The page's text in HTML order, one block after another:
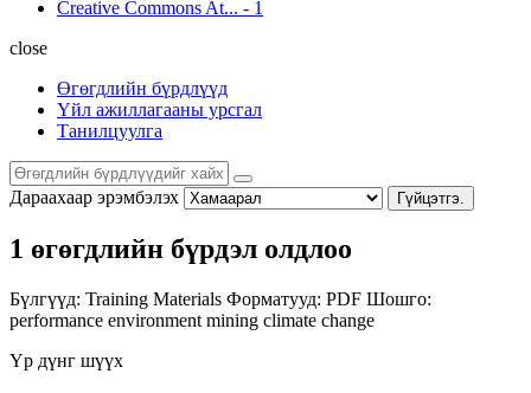
Creative Commons At... - 1
close
Өгөгдлийн бүрдлүүд
Үйл ажиллагааны урсгал
Танилцуулга
Дараахаар эрэмбэлэх Гүйцэтгэ.
1 өгөгдлийн бүрдэл олдлоо
Бүлгүүд: Training Materials Форматууд: PDF Шошго:
performance environment mining climate change
Үр дүнг шүүх